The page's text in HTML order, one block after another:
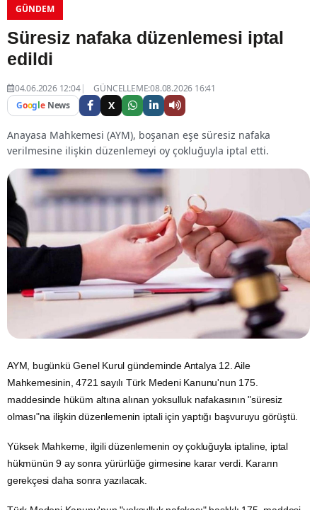
GÜNDEM
Süresiz nafaka düzenlemesi iptal
edildi
04.06.2026 12:04
GÜNCELLEME:08.08.2026 16:41
Google News X
Anayasa Mahkemesi (AYM), boşanan eşe süresiz nafaka
verilmesine ilişkin düzenlemeyi oy çokluğuyla iptal etti.
AYM, bugünkü Genel Kurul gündeminde Antalya 12. Aile
Mahkemesinin, 4721 sayılı Türk Medeni Kanunu'nun 175.
maddesinde hüküm altına alınan yoksulluk nafakasının "süresiz
olması"na ilişkin düzenlemenin iptali için yaptığı başvuruyu görüştü.
Yüksek Mahkeme, ilgili düzenlemenin oy çokluğuyla iptaline, iptal
hükmünün 9 ay sonra yürürlüğe girmesine karar verdi. Kararın
gerekçesi daha sonra yazılacak.